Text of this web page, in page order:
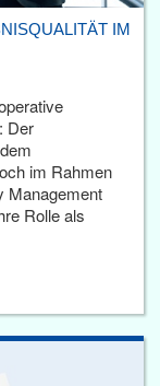
IM
Der
im Rahmen
Management
Rolle als